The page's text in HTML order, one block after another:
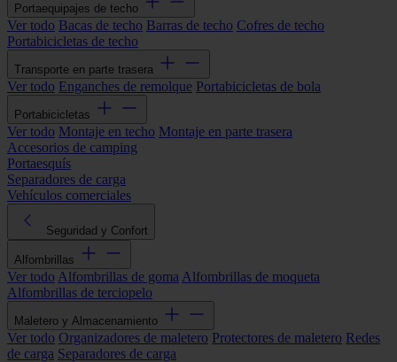
Portaequipajes de techo
Ver todo Bacas de techo Barras de techo Cofres de techo
Portabicicletas de techo
Transporte en parte trasera
Ver todo Enganches de remolque Portabicicletas de bola
Portabicicletas
Ver todo Montaje en techo Montaje en parte trasera
Accesorios de camping
Portaesquís
Separadores de carga
Vehículos comerciales
Seguridad y Confort
Alfombrillas
Ver todo Alfombrillas de goma Alfombrillas de moqueta
Alfombrillas de terciopelo
Maletero y Almacenamiento
Ver todo Organizadores de maletero Protectores de maletero Redes
de carga Separadores de carga